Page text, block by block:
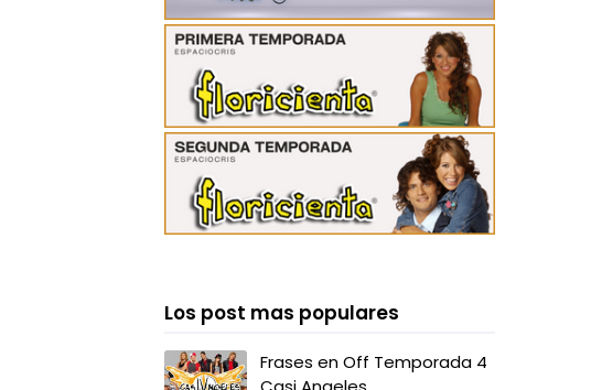
Los post mas populares
Frases en Off Temporada 4